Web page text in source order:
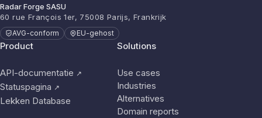
Radar Forge SASU
60 rue François 1er, 75008 Parijs, Frankrijk
AVG-conform EU-gehost
Product
API-documentatie ↗
Statuspagina ↗
Lekken Database
Solutions
Use cases
Industries
Alternatives
Domain reports